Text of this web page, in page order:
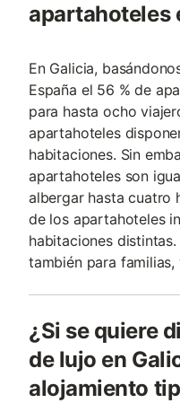
apartahoteles
En Galicia,
España el 56 % de
para hasta ocho
apartahoteles
habitaciones. Sin
apartahoteles son
albergar hasta cuatro
de los apartahoteles
habitaciones
también para familias,
¿Si se quiere
de lujo en
alojamiento